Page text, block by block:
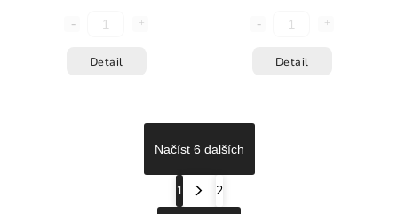
Detail Detail
Načíst 6 dalších
1
2